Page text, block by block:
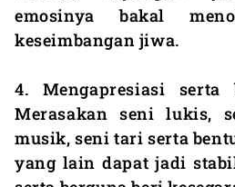
emosinya bakal
keseimbangan jiwa.
4. Mengapresiasi
Merasakan seni lukis,
musik, seni tari serta
yang lain dapat jadi